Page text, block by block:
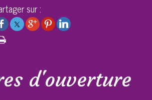
sur :
d'ouverture